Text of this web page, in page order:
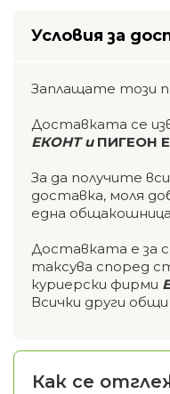
Условия за
Заплащате този
Доставката се
ЕКОНТ и ПИГЕОН
За да получите
доставка, моля
една
Доставката е за
таксува според
куриерски фирми
Всички други
Как се